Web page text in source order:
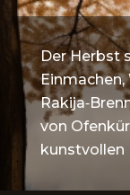
Der Herbst
Einmachen,
von
kunstvollen